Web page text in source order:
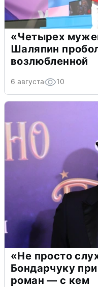
«Четырех
Шаляпин
возлюбленной
6 августа 10
«Не просто
Бондарчуку
роман — с кем